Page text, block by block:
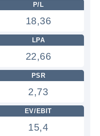
P/L
18,36
LPA
22,66
PSR
2,73
EV/EBIT
15,4